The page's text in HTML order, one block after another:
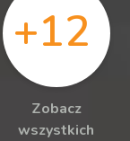
+12
Zobacz
wszystkich